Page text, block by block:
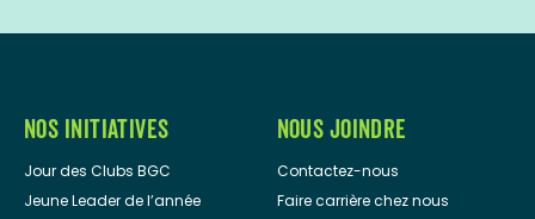
NOS INITIATIVES
Jour des Clubs BGC
Jeune Leader de l’année
NOUS JOINDRE
Contactez-nous
Faire carrière chez nous